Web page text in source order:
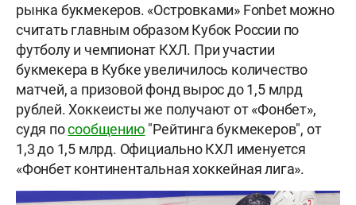
рынка букмекеров. «Островками» Fonbet можно
считать главным образом Кубок России по
футболу и чемпионат КХЛ. При участии
букмекера в Кубке увеличилось количество
матчей, а призовой фонд вырос до 1,5 млрд
рублей. Хоккеисты же получают от «Фонбет»,
судя посообщению "Рейтинга букмекеров", от
1,3 до 1,5 млрд. Официально КХЛ именуется
«Фонбет континентальная хоккейная лига».